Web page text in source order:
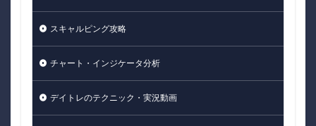
スキャルピング攻略
チャート・インジケータ分析
デイトレのテクニック・実況動画